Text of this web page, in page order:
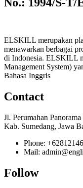
No.: 1994/S-T/
ELSKILL merupakan
menawarkan berbagai
di Indonesia. ELSKILL
Management System)
Bahasa Inggris
Contact
Jl. Perumahan
Kab. Sumedang, Jawa
Phone:
Mail:
Follow